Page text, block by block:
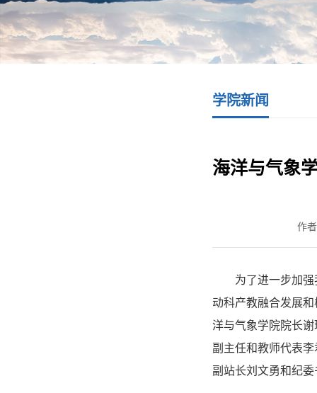
学院新闻
海洋与气象
作
为了进一步加强
动科产教融合发展
洋与气象学院院长
副主任和教师代表李
副站长刘文勇和纪